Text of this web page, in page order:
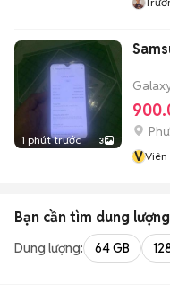
1 phút trước 3
VViên
Bạn cần tìm dung lượng
Dung lượng: 64 GB